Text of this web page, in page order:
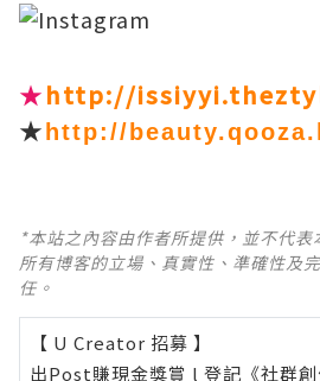
★http://
★ http://
*本站之內容由作者所提供，並不代
所有博客的立場、真實性、準確性及
任。
【 U Creator 招募 】
出Post賺現金獎賞 l 登記《社群創